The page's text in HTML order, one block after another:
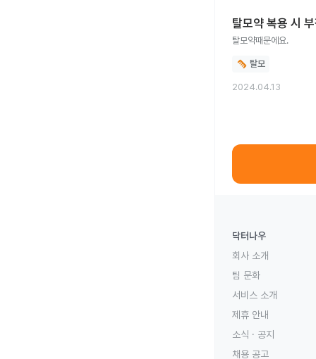
탈모약 복용 시
탈모약때문에요.
탈모
2024.04.13
닥터나우
회사 소개
팀 문화
서비스 소개
제휴 안내
소식 · 공지
채용 공고